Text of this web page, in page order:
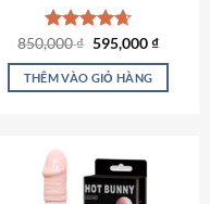
Được xếp
hạng4.69
5 sao
850,000₫ Giá
là:
850,000 ₫.
595,000₫Giá
tại
THÊM VÀO GIỎ HÀNG